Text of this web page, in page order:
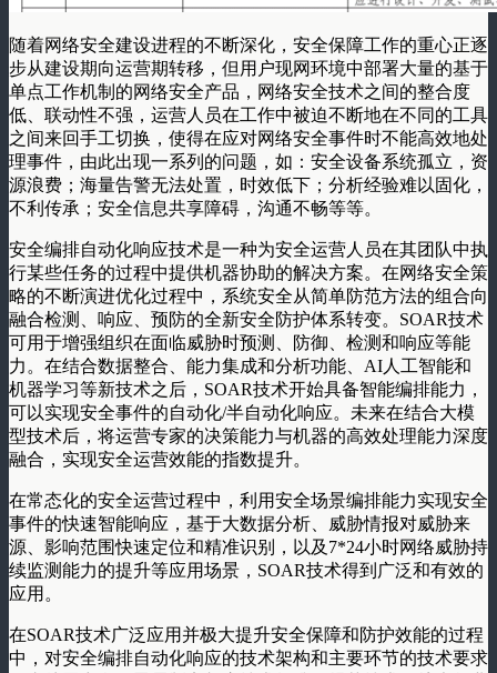
随着网络安全建设进程的不断深化，安全保障工作的重心正逐
步从建设期向运营期转移，但用户现网环境中部署大量的基于
单点工作机制的网络安全产品，网络安全技术之间的整合度
低、联动性不强，运营人员在工作中被迫不断地在不同的工具
之间来回手工切换，使得在应对网络安全事件时不能高效地处
理事件，由此出现一系列的问题，如：安全设备系统孤立，资
源浪费；海量告警无法处置，时效低下；分析经验难以固化，
不利传承；安全信息共享障碍，沟通不畅等等。
安全编排自动化响应技术是一种为安全运营人员在其团队中执
行某些任务的过程中提供机器协助的解决方案。在网络安全策
略的不断演进优化过程中，系统安全从简单防范方法的组合向
融合检测、响应、预防的全新安全防护体系转变。SOAR技术
可用于增强组织在面临威胁时预测、防御、检测和响应等能
力。在结合数据整合、能力集成和分析功能、AI人工智能和
机器学习等新技术之后，SOAR技术开始具备智能编排能力，
可以实现安全事件的自动化/半自动化响应。未来在结合大模
型技术后，将运营专家的决策能力与机器的高效处理能力深度
融合，实现安全运营效能的指数提升。
在常态化的安全运营过程中，利用安全场景编排能力实现安全
事件的快速智能响应，基于大数据分析、威胁情报对威胁来
源、影响范围快速定位和精准识别，以及7*24小时网络威胁持
续监测能力的提升等应用场景，SOAR技术得到广泛和有效的
应用。
在SOAR技术广泛应用并极大提升安全保障和防护效能的过程
中，对安全编排自动化响应的技术架构和主要环节的技术要求